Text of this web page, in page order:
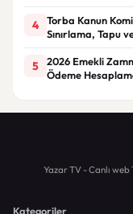
4
Torba Kanun
Sınırlama, Tapu
5
2026 Emekli
Ödeme
Yazar TV - Canlı web
Kategoriler